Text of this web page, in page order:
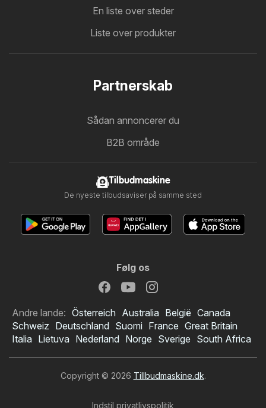
En liste over steder
Liste over produkter
Partnerskab
Sådan annoncerer du
B2B område
Tilbudmaskine
De nyeste tilbudsaviser på samme sted
Følg os
Andre lande: Österreich Australia België Canada
Schweiz Deutschland Suomi France Great Britain
Italia Lietuva Nederland Norge Sverige South Africa
Copyright © 2026 Tillbudmaskine.dk.
Indstil privatlivspolitik